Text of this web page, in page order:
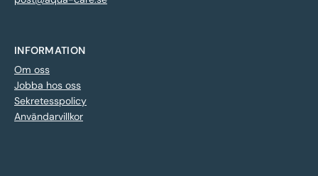
INFORMATION
Om oss
Jobba hos oss
Sekretesspolicy
Användarvillkor